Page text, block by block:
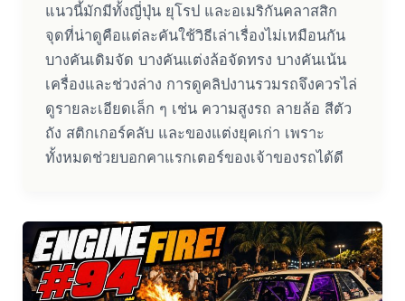
แนวนี้มักมีทั้งญี่ปุ่น ยุโรป และอเมริกันคลาสสิก
จุดที่น่าดูคือแต่ละคันใช้วิธีเล่าเรื่องไม่เหมือนกัน
บางคันเดิมจัด บางคันแต่งล้อจัดทรง บางคันเน้น
เครื่องและช่วงล่าง การดูคลิปงานรวมรถจึงควรไล่
ดูรายละเอียดเล็ก ๆ เช่น ความสูงรถ ลายล้อ สีตัว
ถัง สติกเกอร์คลับ และของแต่งยุคเก่า เพราะ
ทั้งหมดช่วยบอกคาแรกเตอร์ของเจ้าของรถได้ดี